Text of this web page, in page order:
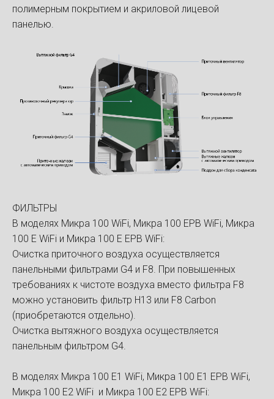
полимерным покрытием и акриловой лицевой
панелью.
ФИЛЬТРЫ
В моделях Микра 100 WiFi, Микра 100 ЕРВ WiFi, Микра
100 Е WiFi и Микра 100 Е ЕРВ WiFi:
Очистка приточного воздуха осуществляется
панельными фильтрами G4 и F8. При повышенных
требованиях к чистоте воздуха вместо фильтра F8
можно установить фильтр H13 или F8 Carbon
(приобретаются отдельно).
Очистка вытяжного воздуха осуществляется
панельным фильтром G4.
В моделях Микра 100 Е1 WiFi, Микра 100 Е1 ЕРВ WiFi,
Микра 100 Е2 WiFi и Микра 100 Е2 ЕРВ WiFi: